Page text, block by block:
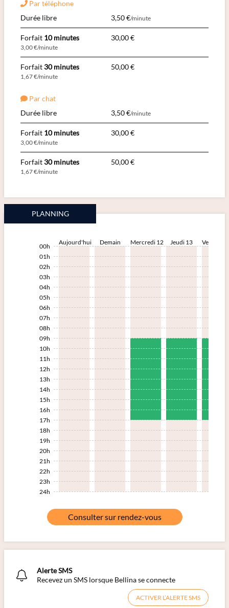
Par téléphone
Durée libre
3,50 €/minute
Forfait 10 minutes
3,00 €/minute
30,00 €
Forfait30 minutes
1,67 €/minute
50,00 €
Par chat
Durée libre
3,50 €/minute
Forfait 10 minutes
3,00 €/minute
30,00 €
Forfait30 minutes
1,67 €/minute
50,00 €
PLANNING
00h
01h
02h
03h
04h
05h
06h
07h
08h
09h
10h
11h
12h
13h
14h
15h
16h
17h
18h
19h
20h
21h
22h
23h
24h
Aujourd'hui Demain Mercredi 12 Jeudi 13 Vendredi
Consulter sur rendez-vous
Alerte SMS
Recevez un SMS lorsque Bellina se connecte
ACTIVER L’ALERTE SMS